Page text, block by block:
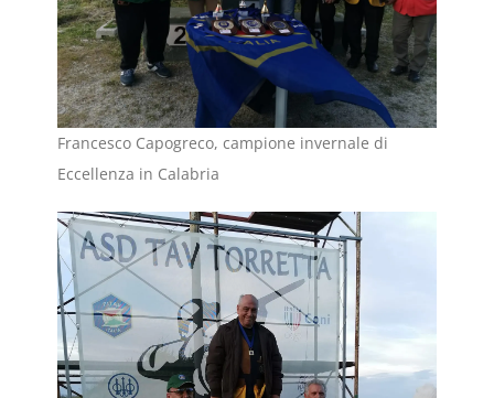
Francesco Capogreco, campione invernale di
Eccellenza in Calabria